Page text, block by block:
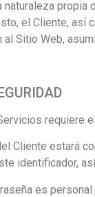
naturaleza
el Cliente, así
al Sitio Web,
requiere
Cliente estará
identificador,
es